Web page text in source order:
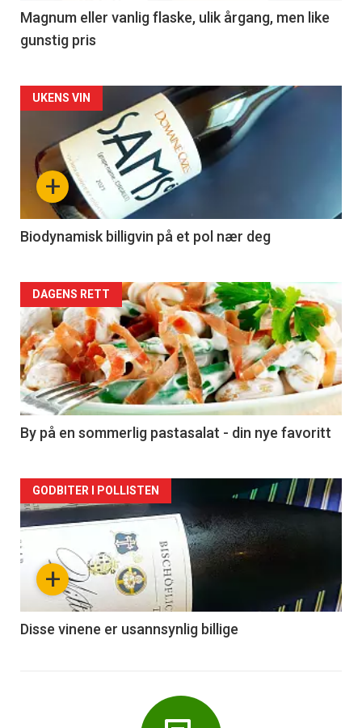
3
Magnum eller vanlig flaske, ulik årgang, men like
gunstig pris
Forsiden
akkurat
nå
4
+
UKENS VIN
Biodynamisk billigvin på et pol nær deg
Forsiden
akkurat
nå
-
5
DAGENS RETT
By på en sommerlig pastasalat - din nye favoritt
Forsiden
akkurat
nå
6
+
GODBITER I POLLISTEN
Disse vinene er usannsynlig billige